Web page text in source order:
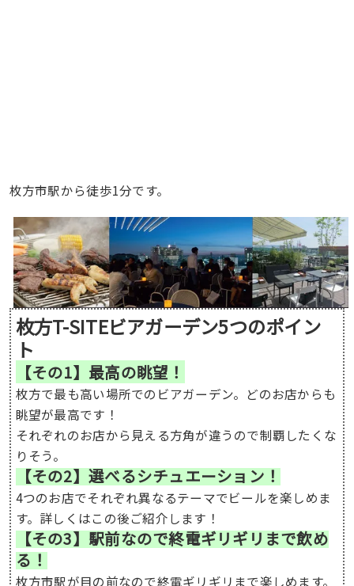
枚方市駅から徒歩1分です。
枚方T-SITEビアガーデン5つのポイン
ト
【その1】最高の眺望！
枚方で最も高い場所でのビアガーデン。どのお店からも
眺望が最高です！
それぞれのお店から見える方角が違うので制覇したくな
りそう。
【その2】選べるシチュエーション！
4つのお店でそれぞれ異なるテーマでビールを楽しめま
す。詳しくはこの後ご紹介します！
【その3】駅前なので終電ギリギリまで飲め
る！
枚方市駅が目の前なので終電ギリギリまで楽しめます。